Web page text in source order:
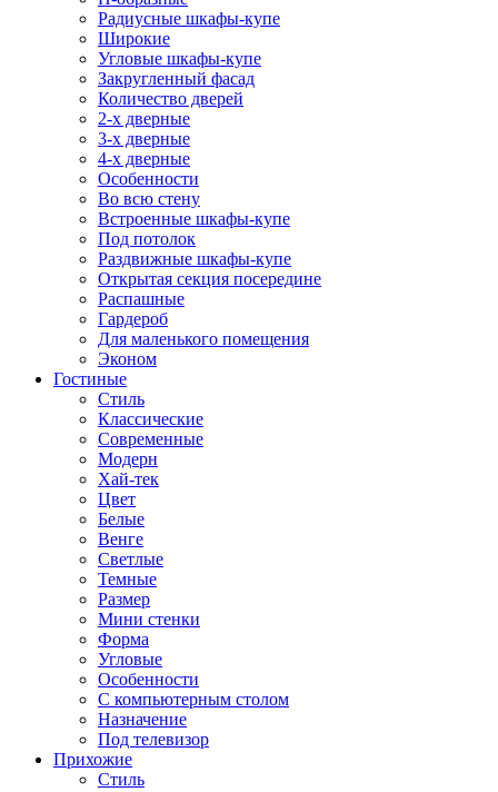
Радиусные шкафы-купе
Широкие
Угловые шкафы-купе
Закругленный фасад
Количество дверей
2-х дверные
3-х дверные
4-х дверные
Особенности
Во всю стену
Встроенные шкафы-купе
Под потолок
Раздвижные шкафы-купе
Открытая секция посередине
Распашные
Гардероб
Для маленького помещения
Эконом
Гостиные
Стиль
Классические
Современные
Модерн
Хай-тек
Цвет
Белые
Венге
Светлые
Темные
Размер
Мини стенки
Форма
Угловые
Особенности
С компьютерным столом
Назначение
Под телевизор
Прихожие
Стиль